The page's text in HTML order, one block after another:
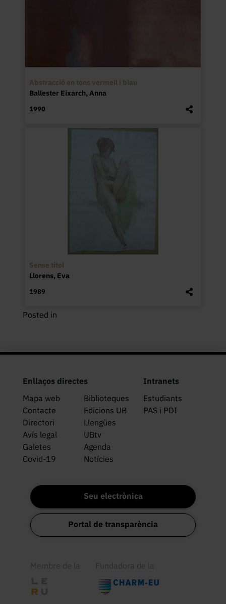
Abstracció en tons vermell i blau
Ballester Eixarch, Anna
1990
Sense títol
Llorens, Eva
1989
Posted in
Enllaços directes
Mapa web
Biblioteques
Contacte
Edicions UB
Directori
Llengües
Avís legal
UBtv
Galetes
Agenda
Covid-19
Notícies
Intranets
Estudiants
PAS i PDI
Seu electrònica
Portal de transparència
Membre de la Fundadora de la